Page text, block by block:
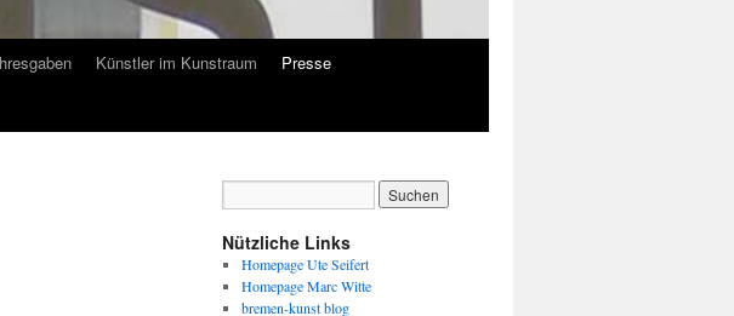
Künstler im Kunstraum
Presse
Nützliche Links
Homepage Ute Seifert
Homepage Marc Witte
bremen-kunst blog